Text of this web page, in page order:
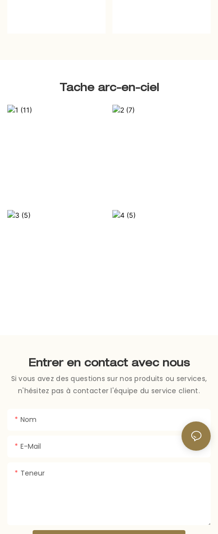
Tache arc-en-ciel
Entrer en contact avec nous
Si vous avez des questions sur nos produits ou services,
n'hésitez pas à contacter l'équipe du service client.
Nom
E-Mail
Teneur